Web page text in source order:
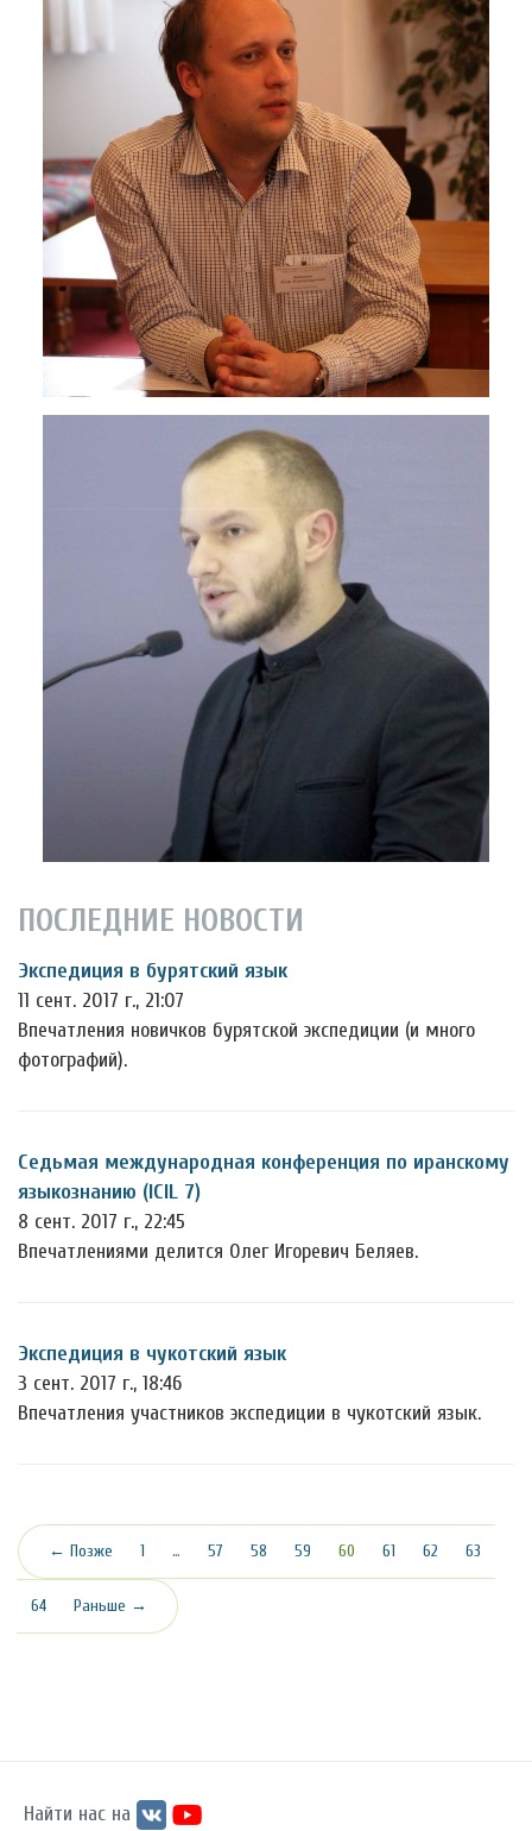
ПОСЛЕДНИЕ НОВОСТИ
Экспедиция в бурятский язык
11 сент. 2017 г., 21:07
Впечатления новичков бурятской экспедиции (и много
фотографий).
Седьмая международная конференция по иранскому
языкознанию (ICIL 7)
8 сент. 2017 г., 22:45
Впечатлениями делится Олег Игоревич Беляев.
Экспедиция в чукотский язык
3 сент. 2017 г., 18:46
Впечатления участников экспедиции в чукотский язык.
← Позже 1 … 57 58 59 60 (текущая)
61 62 63
64 Раньше →
Найти нас на